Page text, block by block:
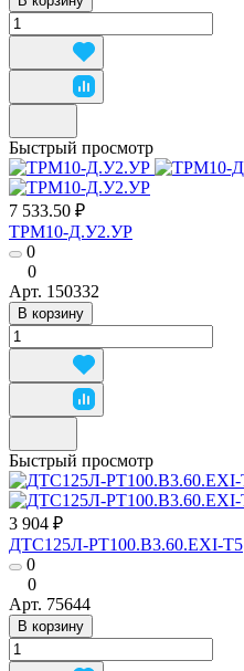
Быстрый просмотр
7 533.50 ₽
ТРМ10-Д.У2.УР
0
0
Арт. 150332
В корзину
Быстрый просмотр
3 904 ₽
ДТС125Л-РТ100.В3.60.ЕХI-Т5
0
0
Арт. 75644
В корзину